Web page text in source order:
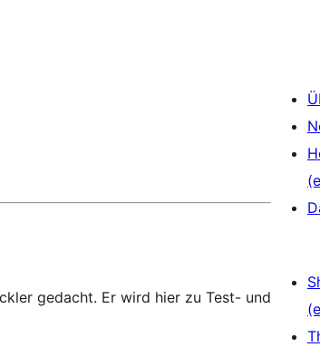
gedacht. Er wird hier zu Test- und